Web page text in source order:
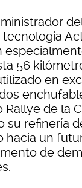
56
en
Rallye de la
su refinería
hacia un
de